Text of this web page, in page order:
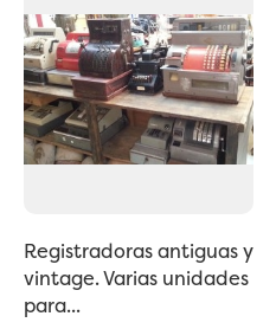
Registradoras antiguas y
vintage. Varias unidades
para...